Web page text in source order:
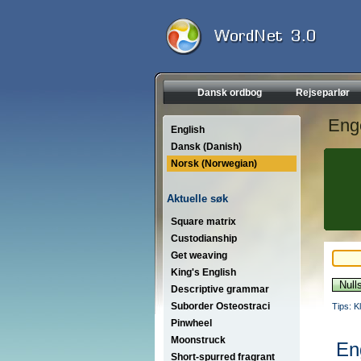
Dansk ordbog Rejseparlør
English
Dansk (Danish)
Norsk (Norwegian)
Aktuelle søk
Square matrix
Custodianship
Get weaving
King's English
Descriptive grammar
Suborder Osteostraci
Pinwheel
Moonstruck
Short-spurred fragrant
Tips: